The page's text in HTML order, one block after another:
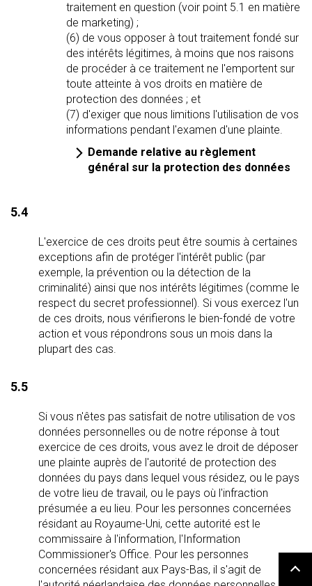
traitement en question (voir point 5.1 en matière
de marketing) ;
(6) de vous opposer à tout traitement fondé sur
des intérêts légitimes, à moins que nos raisons
de procéder à ce traitement ne l'emportent sur
toute atteinte à vos droits en matière de
protection des données ; et
(7) d'exiger que nous limitions l'utilisation de vos
informations pendant l'examen d'une plainte.
Demande relative au règlement
général sur la protection des données
5.4
L'exercice de ces droits peut être soumis à certaines
exceptions afin de protéger l'intérêt public (par
exemple, la prévention ou la détection de la
criminalité) ainsi que nos intérêts légitimes (comme le
respect du secret professionnel). Si vous exercez l'un
de ces droits, nous vérifierons le bien-fondé de votre
action et vous répondrons sous un mois dans la
plupart des cas.
5.5
Si vous n'êtes pas satisfait de notre utilisation de vos
données personnelles ou de notre réponse à tout
exercice de ces droits, vous avez le droit de déposer
une plainte auprès de l'autorité de protection des
données du pays dans lequel vous résidez, ou le pays
de votre lieu de travail, ou le pays où l'infraction
présumée a eu lieu. Pour les personnes concernées
résidant au Royaume-Uni, cette autorité est le
commissaire à l'information, l'Information
Commissioner's Office. Pour les personnes
concernées résidant aux Pays-Bas, il s'agit de